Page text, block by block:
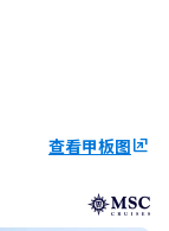
查看甲板图ungroup